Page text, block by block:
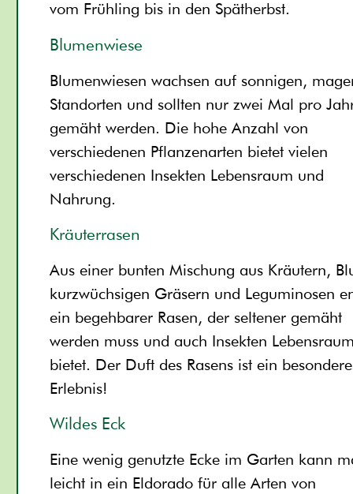
vom Frühling bis in den Spätherbst.
Blumenwiese
Blumenwiesen wachsen auf sonnigen,
Standorten und sollten nur zwei Mal pro
gemäht werden. Die hohe Anzahl von
verschiedenen Pflanzenarten bietet vielen
verschiedenen Insekten Lebensraum und
Nahrung.
Kräuterrasen
Aus einer bunten Mischung aus Kräutern,
kurzwüchsigen Gräsern und Leguminosen
ein begehbarer Rasen, der seltener gemäht
werden muss und auch Insekten
bietet. Der Duft des Rasens ist ein
Erlebnis!
Wildes Eck
Eine wenig genutzte Ecke im Garten kann
leicht in ein Eldorado für alle Arten von